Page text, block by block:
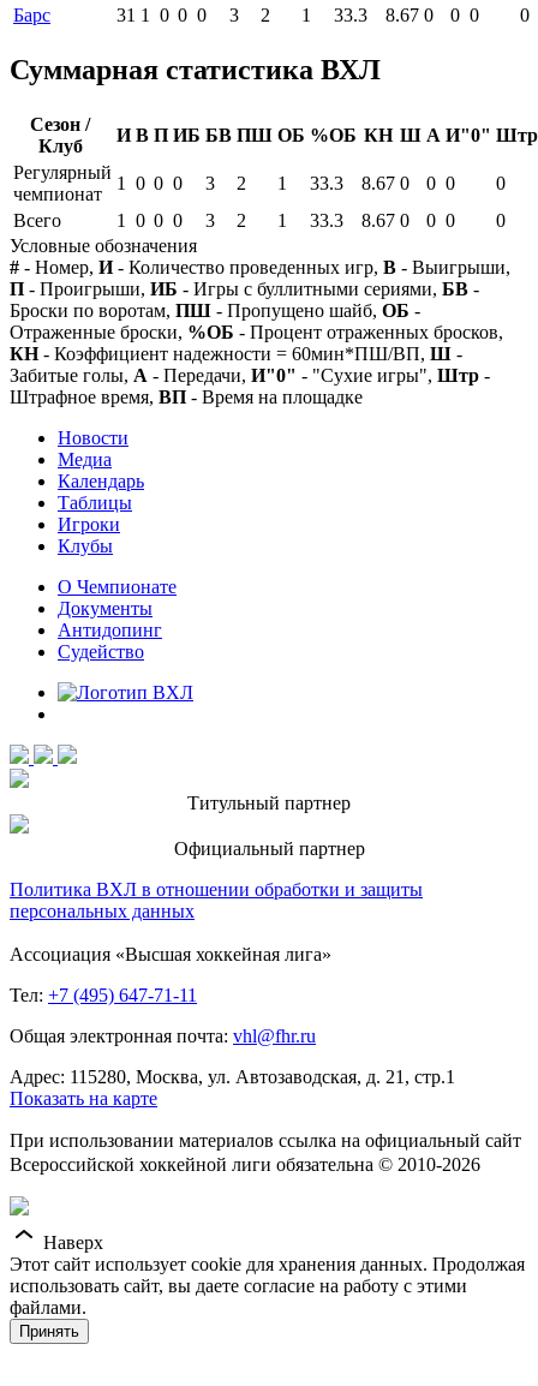
Барс
31 1 0 0 0 3 2 1 33.3 8.67 0 0 0 0
Суммарная статистика ВХЛ
Сезон /
Клуб
И В П ИБ БВ ПШ ОБ %ОБ КН Ш А И"0" Штр
Регулярный
чемпионат
1 0 0 0 3 2 1 33.3 8.67 0 0 0
0
Всего
1 0 0 0 3 2 1 33.3 8.67 0 0 0
0
Условные обозначения
# - Номер, И- Количество проведенных игр, В - Выигрыши,
П - Проигрыши, ИБ - Игры с буллитными сериями, БВ -
Броски по воротам, ПШ - Пропущено шайб, ОБ -
Отраженные броски, %ОБ - Процент отраженных бросков,
КН- Коэффициент надежности = 60мин*ПШ/ВП, Ш -
Забитые голы, А - Передачи, И"0" - "Сухие игры", Штр -
Штрафное время, ВП - Время на площадке
Новости
Медиа
Календарь
Таблицы
Игроки
Клубы
О Чемпионате
Документы
Антидопинг
Судейство
Титульный партнер
Официальный партнер
Политика ВХЛ в отношении обработки и защиты
персональных данных
Ассоциация «Высшая хоккейная лига»
Тел: +7 (495) 647-71-11
Общая электронная почта: vhl@fhr.ru
Адрес: 115280, Москва, ул. Автозаводская, д. 21, стр.1
Показать на карте
При использовании материалов ссылка на официальный сайт
Всероссийской хоккейной лиги обязательна © 2010-2026
Наверх
Этот сайт использует cookie для хранения данных. Продолжая
использовать сайт, вы даете согласие на работу с этими
файлами.
Принять